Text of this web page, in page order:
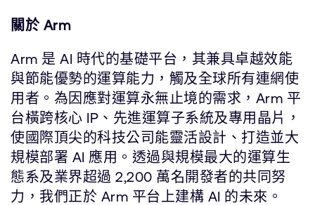
關於 Arm
Arm 是 AI 時代的基礎平台，其兼具卓越效能
與節能優勢的運算能力，觸及全球所有連網使
用者。為因應對運算永無止境的需求，Arm 平
台橫跨核心 IP、先進運算子系統及專用晶片，
使國際頂尖的科技公司能靈活設計、打造並大
規模部署 AI 應用。透過與規模最大的運算生
態系及業界超過 2,200 萬名開發者的共同努
力，我們正於 Arm 平台上建構 AI 的未來。